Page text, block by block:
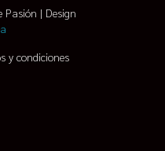
| Design
y condiciones